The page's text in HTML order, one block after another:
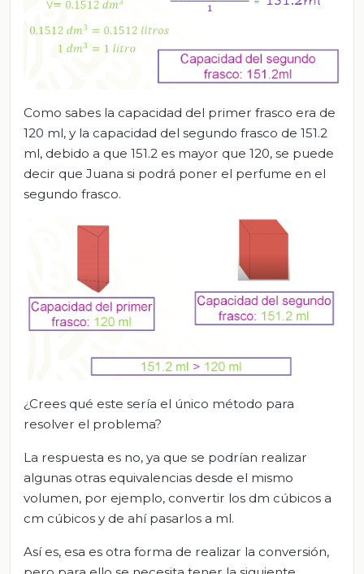
Como sabes la capacidad del primer frasco era de
120 ml, y la capacidad del segundo frasco de 151.2
ml, debido a que 151.2 es mayor que 120, se puede
decir que Juana si podrá poner el perfume en el
segundo frasco.
¿Crees qué este sería el único método para
resolver el problema?
La respuesta es no, ya que se podrían realizar
algunas otras equivalencias desde el mismo
volumen, por ejemplo, convertir los dm cúbicos a
cm cúbicos y de ahí pasarlos a ml.
Así es, esa es otra forma de realizar la conversión,